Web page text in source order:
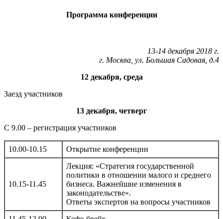
Программа конференции
13-14 декабря 2018 г.
г. Москва, ул. Большая Садовая, д.4
12 декабря, среда
Заезд участников
13 декабря, четверг
С 9.00 – регистрация участников
10.00-10.15 Открытие конференции
10.15-11.45
Лекция: «Стратегия государственной
политики в отношении малого и среднего
бизнеса. Важнейшие изменения в
законодательстве».
Ответы экспертов на вопросы участников